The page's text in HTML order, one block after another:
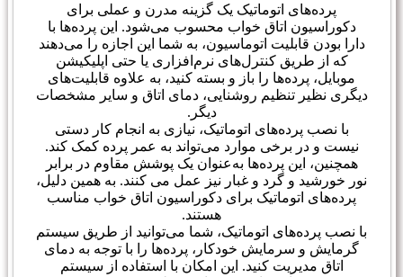
پرده‌های اتوماتیک یک گزینه مدرن و عملی برای
دکوراسیون اتاق خواب محسوب می‌شود. این پرده‌ها با
دارا بودن قابلیت اتوماسیون، به شما این اجازه را می‌دهند
که از طریق کنترل‌های نرم‌افزاری یا حتی اپلیکیشن
موبایل، پرده‌ها را باز و بسته کنید، به علاوه قابلیت‌های
دیگری نظیر تنظیم روشنایی، دمای اتاق و سایر مشخصات
دیگر.
با نصب پرده‌های اتوماتیک، نیازی به انجام کار دستی
نیست و در برخی موارد می‌تواند به عمر پرده کمک کند.
همچنین، این پرده‌ها به‌عنوان یک پوشش مقاوم در برابر
نور خورشید و گرد و غبار نیز عمل می کنند. به همین دلیل،
پرده‌های اتوماتیک برای دکوراسیون اتاق خواب مناسب
هستند.
با نصب پرده‌های اتوماتیک، شما می‌توانید از طریق سیستم
گرمایش و سرمایش خودکار، پرده‌ها را با توجه به دمای
اتاق مدیریت کنید. این امکان با استفاده از سیستم